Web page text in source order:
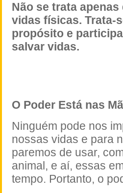
Não se trata
vidas físicas. Trata-
propósito e
salvar vidas.
O Poder Está nas
Ninguém pode nos
nossas vidas e para
paremos de usar,
animal, e aí, essas
tempo. Portanto, o